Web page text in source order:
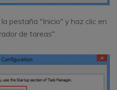
pestaña "Inicio" y haz clic en
de tareas".